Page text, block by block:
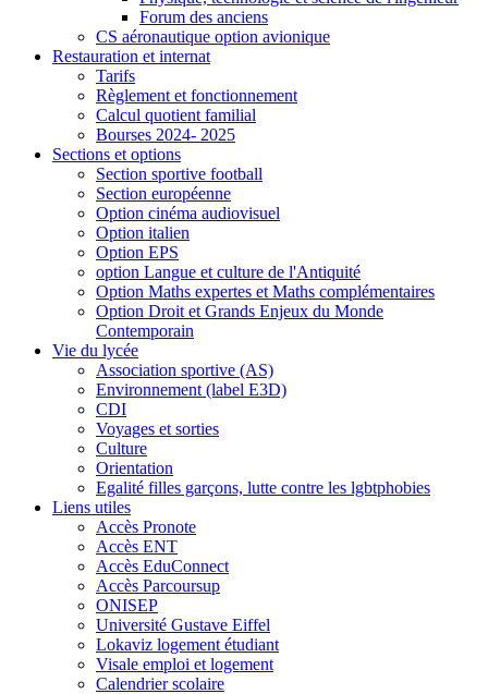
Forum des anciens
CS aéronautique option avionique
Restauration et internat
Tarifs
Règlement et fonctionnement
Calcul quotient familial
Bourses 2024- 2025
Sections et options
Section sportive football
Section européenne
Option cinéma audiovisuel
Option italien
Option EPS
option Langue et culture de l'Antiquité
Option Maths expertes et Maths complémentaires
Option Droit et Grands Enjeux du Monde
Contemporain
Vie du lycée
Association sportive (AS)
Environnement (label E3D)
CDI
Voyages et sorties
Culture
Orientation
Egalité filles garçons, lutte contre les lgbtphobies
Liens utiles
Accès Pronote
Accès ENT
Accès EduConnect
Accès Parcoursup
ONISEP
Université Gustave Eiffel
Lokaviz logement étudiant
Visale emploi et logement
Calendrier scolaire